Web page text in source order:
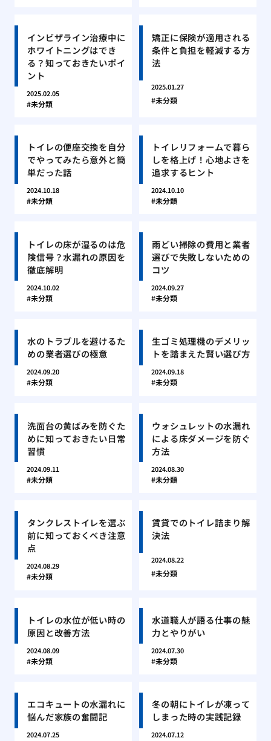
インビザライン治療中に
ホワイトニングはでき
る？知っておきたいポイ
ント
2025.02.05
未分類
矯正に保険が適用される
条件と負担を軽減する方
法
2025.01.27
未分類
トイレの便座交換を自分
でやってみたら意外と簡
単だった話
2024.10.18
未分類
トイレリフォームで暮ら
しを格上げ！心地よさを
追求するヒント
2024.10.10
未分類
トイレの床が湿るのは危
険信号？水漏れの原因を
徹底解明
2024.10.02
未分類
雨どい掃除の費用と業者
選びで失敗しないための
コツ
2024.09.27
未分類
水のトラブルを避けるた
めの業者選びの極意
2024.09.20
未分類
生ゴミ処理機のデメリッ
トを踏まえた賢い選び方
2024.09.18
未分類
洗面台の黄ばみを防ぐた
めに知っておきたい日常
習慣
2024.09.11
未分類
ウォシュレットの水漏れ
による床ダメージを防ぐ
方法
2024.08.30
未分類
タンクレストイレを選ぶ
前に知っておくべき注意
点
2024.08.29
未分類
賃貸でのトイレ詰まり解
決法
2024.08.22
未分類
トイレの水位が低い時の
原因と改善方法
2024.08.09
未分類
水道職人が語る仕事の魅
力とやりがい
2024.07.30
未分類
エコキュートの水漏れに
悩んだ家族の奮闘記
2024.07.25
冬の朝にトイレが凍って
しまった時の実践記録
2024.07.12